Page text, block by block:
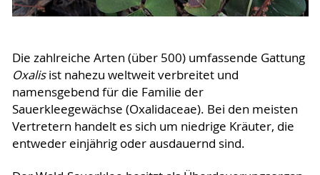
Die zahlreiche Arten (über 500) umfassende Gattung
Oxalisist nahezu weltweit verbreitet und
namensgebend für die Familie der
Sauerkleegewächse (Oxalidaceae). Bei den meisten
Vertretern handelt es sich um niedrige Kräuter, die
entweder einjährig oder ausdauernd sind.